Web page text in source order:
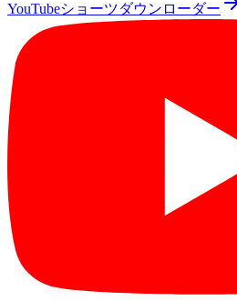
YouTubeショーツダウンローダー